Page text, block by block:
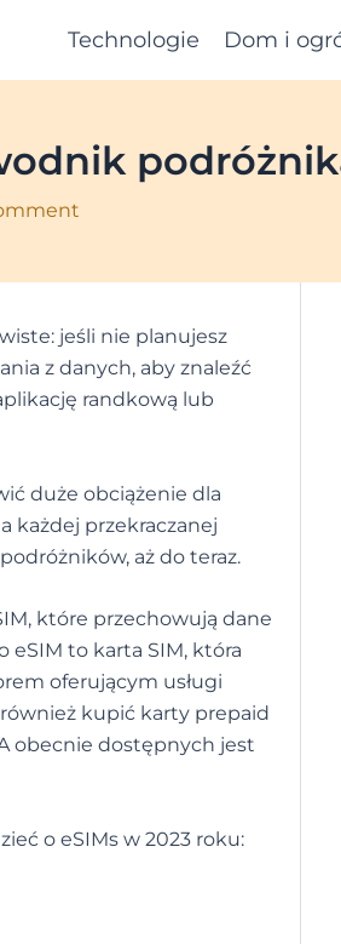
Technologie Dom i
jeśli nie planujesz
z danych, aby znaleźć
randkową lub
duże obciążenie dla
każdej przekraczanej
aż do teraz.
które przechowują dane
eSIM to karta SIM, która
oferującym usługi
kupić karty prepaid
obecnie dostępnych jest
o eSIMs w 2023 roku: